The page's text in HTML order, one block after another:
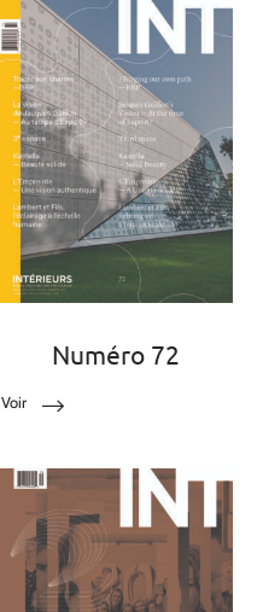
Numéro 72
Voir